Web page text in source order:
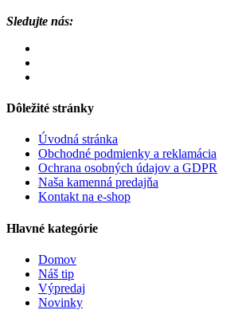
Sledujte nás:
Dôležité stránky
Úvodná stránka
Obchodné podmienky a reklamácia
Ochrana osobných údajov a GDPR
Naša kamenná predajňa
Kontakt na e-shop
Hlavné kategórie
Domov
Náš tip
Výpredaj
Novinky